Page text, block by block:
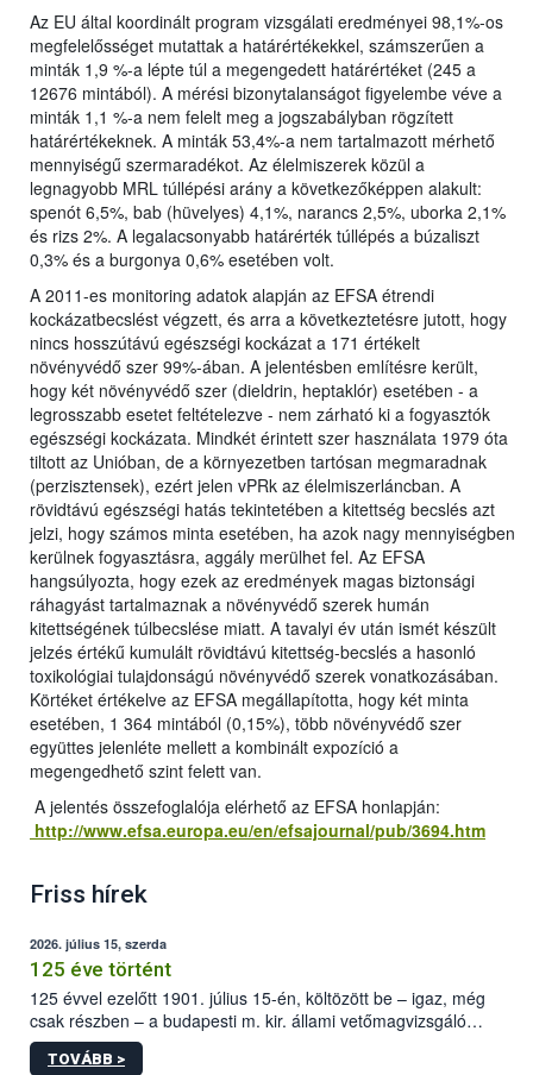
Az EU által koordinált program vizsgálati eredményei 98,1%-os
megfelelősséget mutattak a határértékekkel, számszerűen a
minták 1,9 %-a lépte túl a megengedett határértéket (245 a
12676 mintából). A mérési bizonytalanságot figyelembe véve a
minták 1,1 %-a nem felelt meg a jogszabályban rögzített
határértékeknek. A minták 53,4%-a nem tartalmazott mérhető
mennyiségű szermaradékot. Az élelmiszerek közül a
legnagyobb MRL túllépési arány a következőképpen alakult:
spenót 6,5%, bab (hüvelyes) 4,1%, narancs 2,5%, uborka 2,1%
és rizs 2%. A legalacsonyabb határérték túllépés a búzaliszt
0,3% és a burgonya 0,6% esetében volt.
A 2011-es monitoring adatok alapján az EFSA étrendi
kockázatbecslést végzett, és arra a következtetésre jutott, hogy
nincs hosszútávú egészségi kockázat a 171 értékelt
növényvédő szer 99%-ában. A jelentésben említésre került,
hogy két növényvédő szer (dieldrin, heptaklór) esetében - a
legrosszabb esetet feltételezve - nem zárható ki a fogyasztók
egészségi kockázata. Mindkét érintett szer használata 1979 óta
tiltott az Unióban, de a környezetben tartósan megmaradnak
(perzisztensek), ezért jelen vPRk az élelmiszerláncban. A
rövidtávú egészségi hatás tekintetében a kitettség becslés azt
jelzi, hogy számos minta esetében, ha azok nagy mennyiségben
kerülnek fogyasztásra, aggály merülhet fel. Az EFSA
hangsúlyozta, hogy ezek az eredmények magas biztonsági
ráhagyást tartalmaznak a növényvédő szerek humán
kitettségének túlbecslése miatt. A tavalyi év után ismét készült
jelzés értékű kumulált rövidtávú kitettség-becslés a hasonló
toxikológiai tulajdonságú növényvédő szerek vonatkozásában.
Körtéket értékelve az EFSA megállapította, hogy két minta
esetében, 1 364 mintából (0,15%), több növényvédő szer
együttes jelenléte mellett a kombinált expozíció a
megengedhető szint felett van.
A jelentés összefoglalója elérhető az EFSA honlapján:
http://www.efsa.europa.eu/en/efsajournal/pub/3694.htm
Friss hírek
2026. július 15, szerda
125 éve történt
125 évvel ezelőtt 1901. július 15-én, költözött be – igaz, még
csak részben – a budapesti m. kir. állami vetőmagvizsgáló
állomás a Kis Rókus utca 15. szám alatti, Czigler Győző által
tervezett új épületébe.
TOVÁBB >